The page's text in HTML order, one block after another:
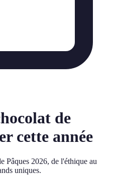
de
cette année
Pâques 2026, de l'éthique au
uniques.